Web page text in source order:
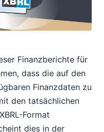
Finanzberichte für
dass die auf den
Finanzdaten zu
den tatsächlichen
Format
dies in der